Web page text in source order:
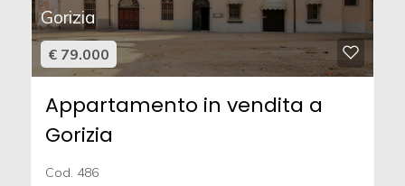
Gorizia
€ 79.000
Appartamento in vendita a
Gorizia
Cod. 486